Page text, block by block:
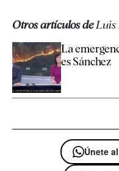
Otros artículos deLuis
La
es Sánchez
Únete